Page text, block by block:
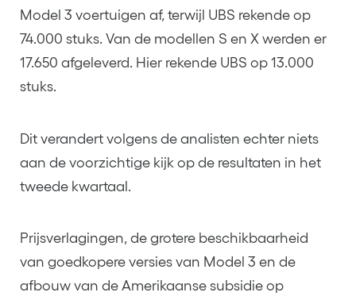
Model 3 voertuigen af, terwijl UBS rekende op
74.000 stuks. Van de modellen S en X werden er
17.650 afgeleverd. Hier rekende UBS op 13.000
stuks.
Dit verandert volgens de analisten echter niets
aan de voorzichtige kijk op de resultaten in het
tweede kwartaal.
Prijsverlagingen, de grotere beschikbaarheid
van goedkopere versies van Model 3 en de
afbouw van de Amerikaanse subsidie op